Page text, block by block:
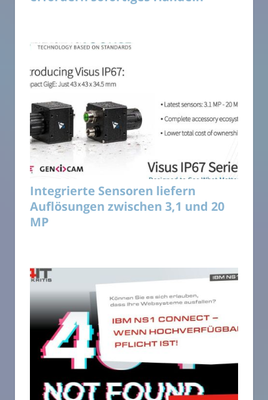
Integrierte Sensoren liefern
Auflösungen zwischen 3,1 und 20
MP